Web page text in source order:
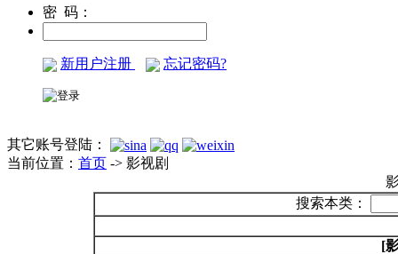
密 码：
新用户注册 忘记密码?
其它账号登陆：
当前位置： 首页 -> 影视剧
搜索本类：
[